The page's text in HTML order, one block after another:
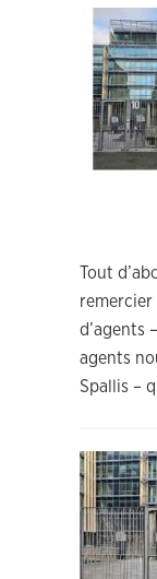
Tout
remercier
d’agents
agents
Spallis –